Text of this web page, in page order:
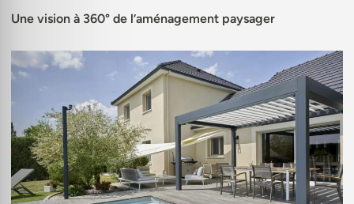
Une vision à 360° de l’aménagement paysager